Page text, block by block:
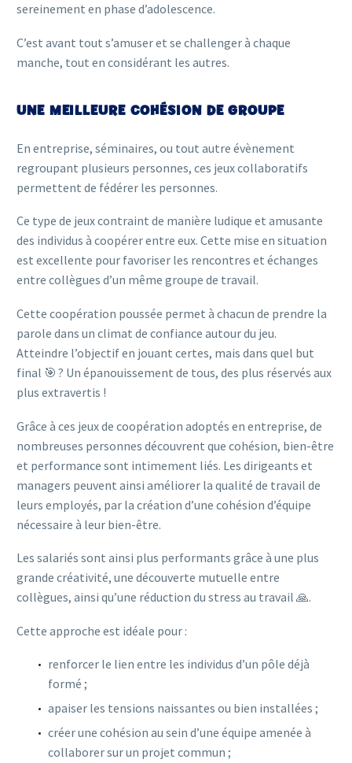
sereinement en phase d’adolescence.
C’est avant tout s’amuser et se challenger à chaque
manche, tout en considérant les autres.
UNE MEILLEURE COHÉSION DE GROUPE
En entreprise, séminaires, ou tout autre évènement
regroupant plusieurs personnes, ces jeux collaboratifs
permettent de fédérer les personnes.
Ce type de jeux contraint de manière ludique et amusante
des individus à coopérer entre eux. Cette mise en situation
est excellente pour favoriser les rencontres et échanges
entre collègues d’un même groupe de travail.
Cette coopération poussée permet à chacun de prendre la
parole dans un climat de confiance autour du jeu.
Atteindre l’objectif en jouant certes, mais dans quel but
final 🎯 ? Un épanouissement de tous, des plus réservés aux
plus extravertis !
Grâce à ces jeux de coopération adoptés en entreprise, de
nombreuses personnes découvrent que cohésion, bien-être
et performance sont intimement liés. Les dirigeants et
managers peuvent ainsi améliorer la qualité de travail de
leurs employés, par la création d’une cohésion d’équipe
nécessaire à leur bien-être.
Les salariés sont ainsi plus performants grâce à une plus
grande créativité, une découverte mutuelle entre
collègues, ainsi qu’une réduction du stress au travail 🙏.
Cette approche est idéale pour :
renforcer le lien entre les individus d’un pôle déjà
formé ;
apaiser les tensions naissantes ou bien installées ;
créer une cohésion au sein d’une équipe amenée à
collaborer sur un projet commun ;